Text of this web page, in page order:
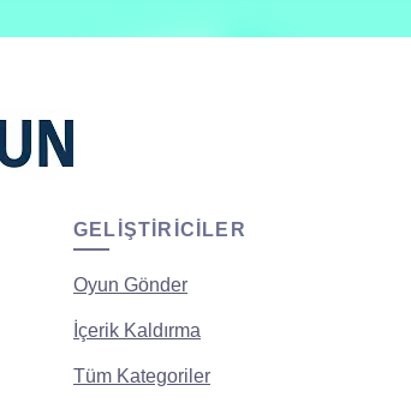
GELIŞTIRICILER
Oyun Gönder
İçerik Kaldırma
Tüm Kategoriler